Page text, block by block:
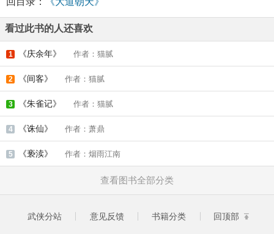
看过此书的人还喜欢
1 《庆余年》 作者：猫腻
2 《间客》 作者：猫腻
3 《朱雀记》 作者：猫腻
4 《诛仙》 作者：萧鼎
5 《亵渎》 作者：烟雨江南
查看图书全部分类
武侠分站 意见反馈 书籍分类 回顶部